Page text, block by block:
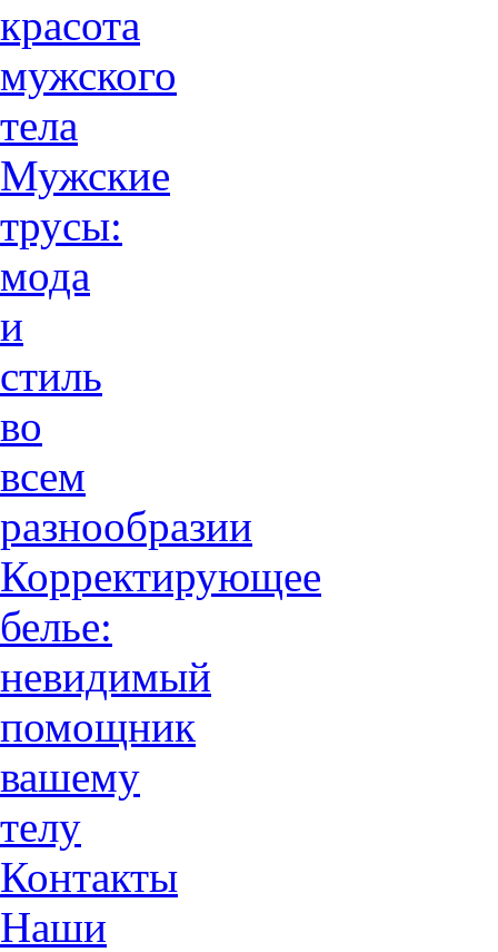
красота
мужского
тела
Мужские
трусы:
мода
и
стиль
во
всем
разнообразии
Корректирующее
белье:
невидимый
помощник
вашему
телу
Контакты
Наши